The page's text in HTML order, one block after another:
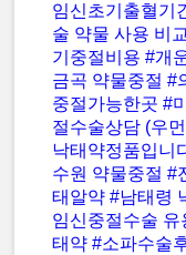
임신초기출혈기
술 약물 사용 비
기중절비용 #개
금곡 약물중절 #
중절가능한곳 #
절수술상담 (우
낙태약정품입니
수원 약물중절 #
태알약 #남태령
임신중절수술
태약 #소파수술